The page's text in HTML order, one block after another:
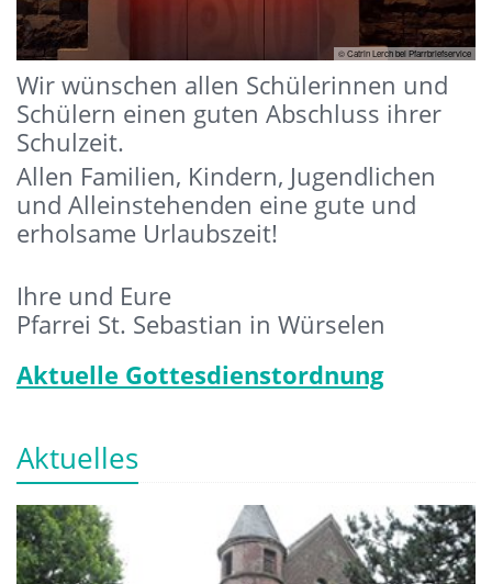
© Catrin Lerch bei Pfarrbriefservice
Wir wünschen allen Schülerinnen und
Schülern einen guten Abschluss ihrer
Schulzeit.
Allen Familien, Kindern, Jugendlichen
und Alleinstehenden eine gute und
erholsame Urlaubszeit!
Ihre und Eure
Pfarrei St. Sebastian in Würselen
Aktuelle Gottesdienstordnung
Aktuelles